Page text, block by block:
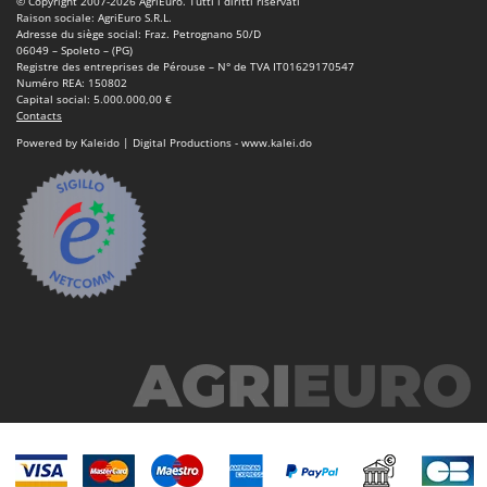
Stiga
Stocker
Sunseeker
T
Tecla
TecnoGen
Tellarini Pompe
Telwin
Tenco
Tineco
Tre Spade
Trotec
Raison sociale: AgriEuro S.R.L.
Adresse du siège social: Fraz. Petrognano 50/D
06049 – Spoleto – (PG)
Registre des entreprises de Pérouse – N° de TVA IT01629170547
Numéro REA: 150802
Capital social: 5.000.000,00 €
Contacts
Powered by Kaleido | Digital Productions - www.kalei.do